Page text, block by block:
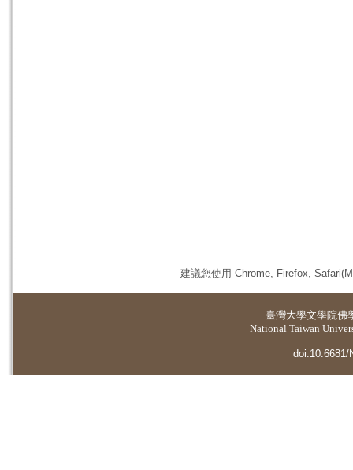
建議您使用 Chrome, Firefox,
臺灣大學文學院佛
National Taiwan
doi:10.6681/